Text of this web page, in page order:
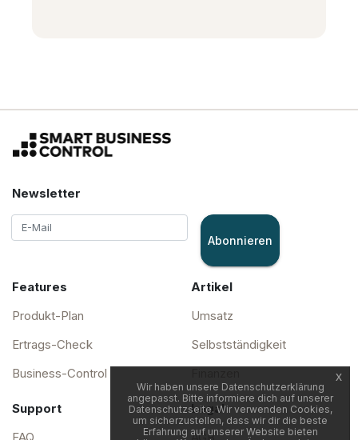
Newsletter
Abonnieren
Features
Produkt-Plan
Ertrags-Check
Business-Control
Artikel
Umsatz
Selbstständigkeit
Support
Legal
Wir haben unsere Datenschutzerklärung
angepasst. Bitte informiere dich auf unserer
Datenschutzseite. Wir verwenden Cookies,
um sicherzustellen, dass wir dir die beste
Erfahrung auf unserer Website bieten
x